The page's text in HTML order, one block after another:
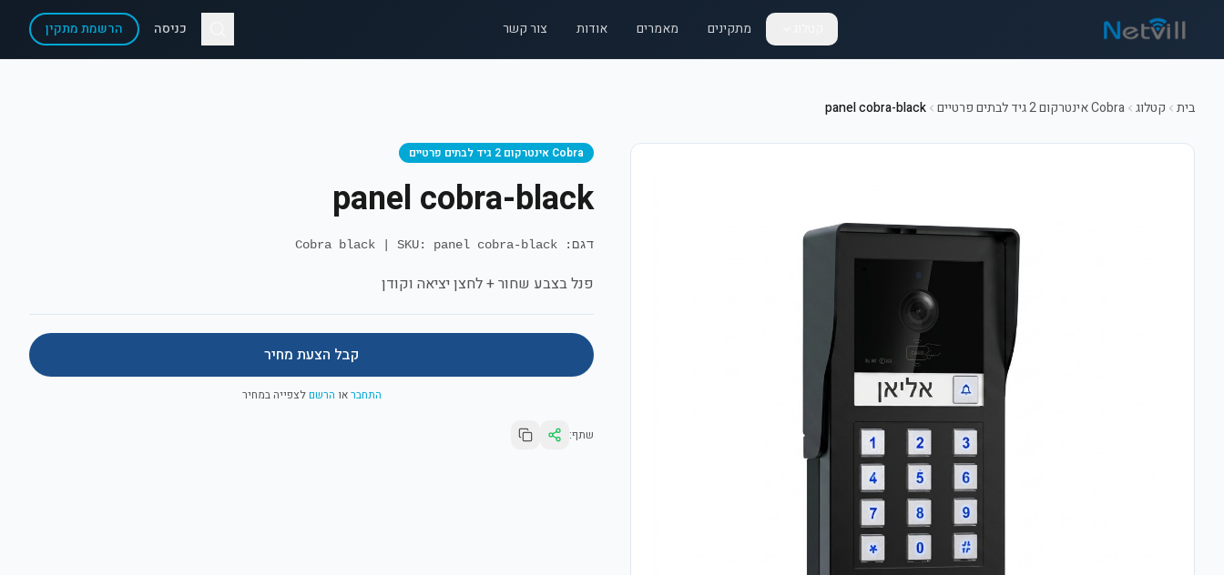
מתקינים מאמרים אודות צור קשר כניסה הרשמת מתקין
בית קטלוג Cobra אינטרקום 2 גיד לבתים פרטיים panel cobra-black
Cobra אינטרקום 2 גיד לבתים פרטיים
panel cobra-black
דגם: Cobra black SKU: panel cobra-black
פנל בצבע שחור + לחצן יציאה וקודן
קבל הצעת מחיר
התחבראו הרשםלצפייה במחיר
שתף: